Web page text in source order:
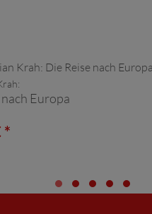
nach Europa
*